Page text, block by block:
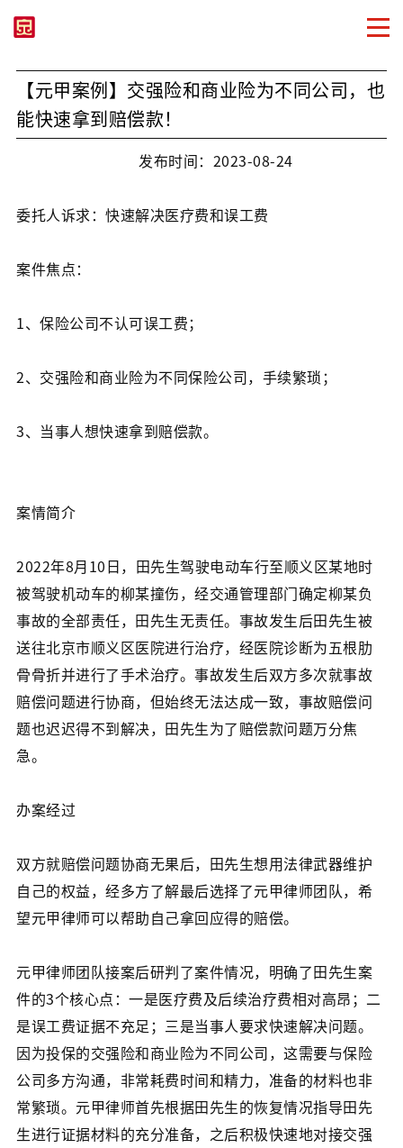
【元甲案例】交强险和商业险为不同公司，也
能快速拿到赔偿款！
发布时间：2023-08-24
委托人诉求：快速解决医疗费和误工费
案件焦点：
1、保险公司不认可误工费；
2、交强险和商业险为不同保险公司，手续繁琐；
3、当事人想快速拿到赔偿款。
案情简介
2022年8月10日，田先生驾驶电动车行至顺义区某地时
被驾驶机动车的柳某撞伤，经交通管理部门确定柳某负
事故的全部责任，田先生无责任。事故发生后田先生被
送往北京市顺义区医院进行治疗，经医院诊断为五根肋
骨骨折并进行了手术治疗。事故发生后双方多次就事故
赔偿问题进行协商，但始终无法达成一致，事故赔偿问
题也迟迟得不到解决，田先生为了赔偿款问题万分焦
急。
办案经过
双方就赔偿问题协商无果后，田先生想用法律武器维护
自己的权益，经多方了解最后选择了元甲律师团队，希
望元甲律师可以帮助自己拿回应得的赔偿。
元甲律师团队接案后研判了案件情况，明确了田先生案
件的3个核心点：一是医疗费及后续治疗费相对高昂；二
是误工费证据不充足；三是当事人要求快速解决问题。
因为投保的交强险和商业险为不同公司，这需要与保险
公司多方沟通，非常耗费时间和精力，准备的材料也非
常繁琐。元甲律师首先根据田先生的恢复情况指导田先
生进行证据材料的充分准备，之后积极快速地对接交强